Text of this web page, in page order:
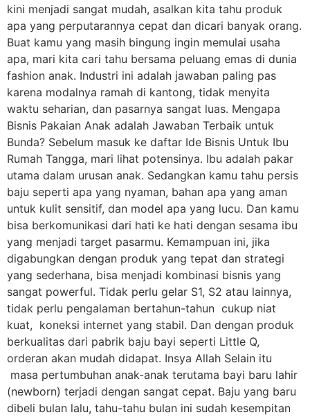
kini menjadi sangat mudah, asalkan kita tahu produk
apa yang perputarannya cepat dan dicari banyak orang.
Buat kamu yang masih bingung ingin memulai usaha
apa, mari kita cari tahu bersama peluang emas di dunia
fashion anak. Industri ini adalah jawaban paling pas
karena modalnya ramah di kantong, tidak menyita
waktu seharian, dan pasarnya sangat luas. Mengapa
Bisnis Pakaian Anak adalah Jawaban Terbaik untuk
Bunda? Sebelum masuk ke daftar Ide Bisnis Untuk Ibu
Rumah Tangga, mari lihat potensinya. Ibu adalah pakar
utama dalam urusan anak. Sedangkan kamu tahu persis
baju seperti apa yang nyaman, bahan apa yang aman
untuk kulit sensitif, dan model apa yang lucu. Dan kamu
bisa berkomunikasi dari hati ke hati dengan sesama ibu
yang menjadi target pasarmu. Kemampuan ini, jika
digabungkan dengan produk yang tepat dan strategi
yang sederhana, bisa menjadi kombinasi bisnis yang
sangat powerful. Tidak perlu gelar S1, S2 atau lainnya,
tidak perlu pengalaman bertahun-tahun cukup niat
kuat, koneksi internet yang stabil. Dan dengan produk
berkualitas dari pabrik baju bayi seperti Little Q,
orderan akan mudah didapat. Insya Allah Selain itu
masa pertumbuhan anak-anak terutama bayi baru lahir
(newborn) terjadi dengan sangat cepat. Baju yang baru
dibeli bulan lalu, tahu-tahu bulan ini sudah kesempitan